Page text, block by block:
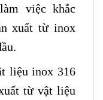
việc khắc
xuất từ inox
liệu inox 316
từ vật liệu